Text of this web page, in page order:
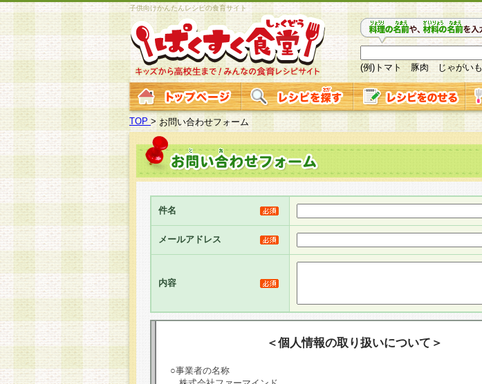
子供向けかんたんレシピの食育サイト
(例)トマト 豚肉 じゃがいも
TOP >お問い合わせフォーム
件名
メールアドレス
内容
＜個人情報の取り扱いについて＞
○事業者の名称